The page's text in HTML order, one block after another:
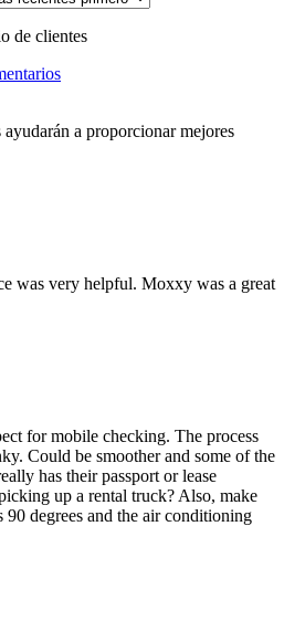
de clientes
a proporcionar mejores
was very helpful. Moxxy was a great
for mobile checking. The process
Could be smoother and some of the
has their passport or lease
up a rental truck? Also, make
degrees and the air conditioning